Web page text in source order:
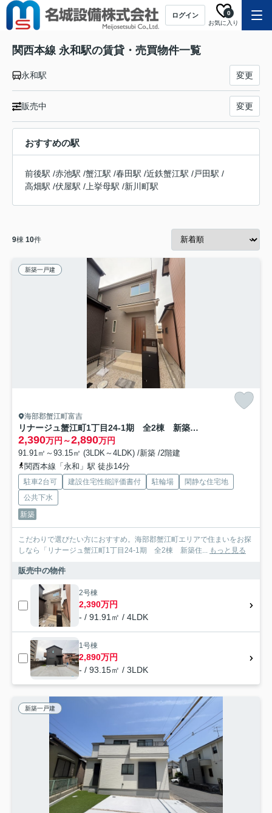
ログイン
お気に入り
0
関西本線 永和駅の賃貸・売買物件一覧
永和駅 変更
販売中 変更
おすすめの駅
前後駅 /赤池駅 /蟹江駅 /春田駅 /近鉄蟹江駅 /戸田駅 /
高畑駅 /伏屋駅 / 上挙母駅 /新川町駅
9棟 10件
新築一戸建
海部郡蟹江町富吉
リナージュ蟹江町1丁目24-1期 全2棟 新築住宅
2,390万円～2,890万円
91.91㎡～93.15㎡ (3LDK～4LDK) /新築 /2階建
関西本線「永和」駅 徒歩14分
駐車2台可 建設住宅性能評価書付 駐輪場
閑静な住宅地
公共下水
新築
こだわりで選びたい方におすすめ。海部郡蟹江町エリアで住まいをお探
しなら「リナージュ蟹江町1丁目24-1期 全2棟 新築住... もっと見る
販売中の物件
2号棟
2,390万円
- / 91.91㎡ / 4LDK
1号棟
2,890万円
- / 93.15㎡ / 3LDK
新築一戸建